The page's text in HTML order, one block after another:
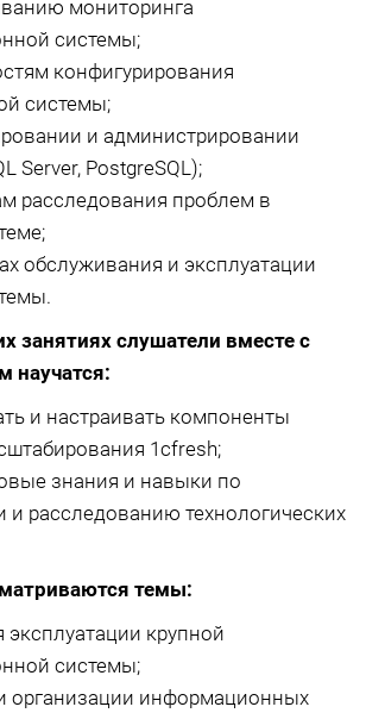
мониторинга
системы;
конфигурирования
системы;
и администрировании
Server, PostgreSQL);
расследования проблем в
обслуживания и эксплуатации
занятиях слушатели вместе с
научатся:
и настраивать компоненты
1cfresh;
знания и навыки по
и расследованию технологических
темы:
эксплуатации крупной
системы;
организации информационных